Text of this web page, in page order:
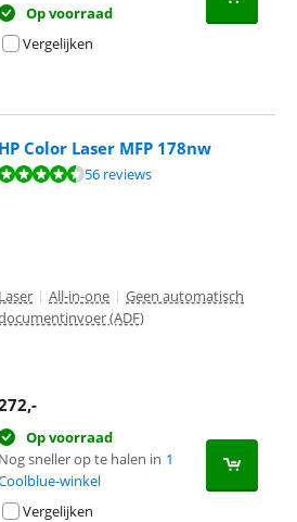
Op voorraad
Vergelijken
HP Color Laser MFP 178nw
gebaseerd op 56 reviews.
56 reviews
Laser | All-in-one | Geen automatisch
(ADF)
,-
Op voorraad
Nog sneller op te halen in 1
winkel
Vergelijken